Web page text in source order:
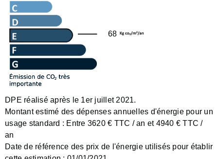
68
DPE réalisé après le 1er juillet 2021.
Montant estimé des dépenses annuelles d'énergie pour un
usage standard : Entre 3620 € TTC / an et 4940 € TTC /
an
Date de référence des prix de l'énergie utilisés pour établir